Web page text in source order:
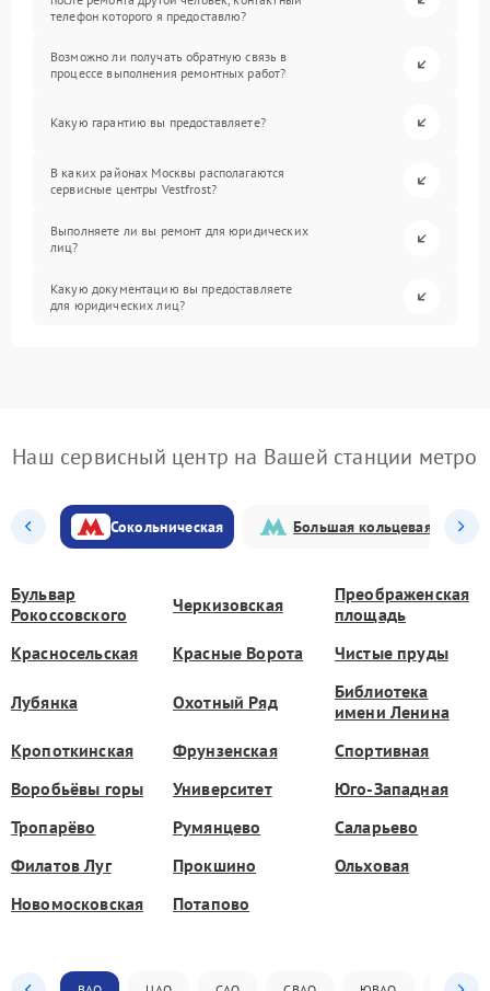
телефон которого я предоставлю?
Возможно ли получать обратную связь в
процессе выполнения ремонтных работ?
Какую гарантию вы предоставляете?
В каких районах Москвы располагаются
сервисные центры Vestfrost?
Выполняете ли вы ремонт для юридических
лиц?
Какую документацию вы предоставляете
для юридических лиц?
Наш сервисный центр на Вашей станции метро
Сокольническая Большая кольцевая
Бульвар
Рокоссовского
Черкизовская
Преображенская
площадь
Красносельская
Красные Ворота Чистые пруды
Лубянка Охотный Ряд
Библиотека
имени Ленина
Кропоткинская
Фрунзенская
Спортивная
Воробьёвы горы
Университет
Юго-Западная
Тропарёво
Румянцево
Саларьево
Филатов Луг
Прокшино
Ольховая
Новомосковская
Потапово